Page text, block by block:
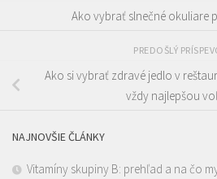
Ako vybrať slnečné okuliare
PREDOŠLÝ
Ako si vybrať zdravé jedlo v
vždy najlepšou
NAJNOVŠIE ČLÁNKY
Vitamíny skupiny B: prehľad a na čo